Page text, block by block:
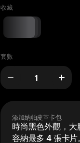
收藏
套數
添加納帕皮革卡包
時尚黑色外觀，大
容納最多 4 張卡片